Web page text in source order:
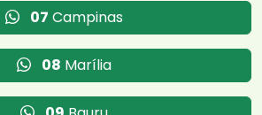
07 Campinas
08 Marília